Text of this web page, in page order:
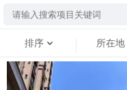
排序 所在地